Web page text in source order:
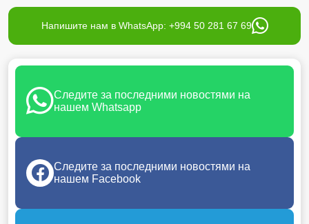
Напишите нам в WhatsApp: +994 50 281 67 69
Следите за последними новостями на
нашем Whatsapp
Следите за последними новостями на
нашем Facebook